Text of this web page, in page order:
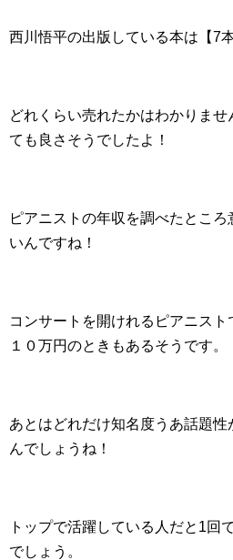
西川悟平の出版している本は【7
どれくらい売れたかはわかりませ
ても良さそうでしたよ！
ピアニストの年収を調べたとこ
いんですね！
コンサートを開けれるピアニス
１０万円のときもあるそうです。
あとはどれだけ知名度うあ話題
んでしょうね！
トップで活躍している人だと1回
でしょう。